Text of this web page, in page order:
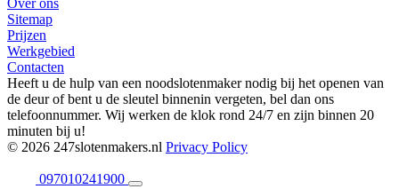
Over ons
Sitemap
Prijzen
Werkgebied
Contacten
Heeft u de hulp van een noodslotenmaker nodig bij het openen van
de deur of bent u de sleutel binnenin vergeten, bel dan ons
telefoonnummer. Wij werken de klok rond 24/7 en zijn binnen 20
minuten bij u!
© 2026 247slotenmakers.nl Privacy Policy
097010241900